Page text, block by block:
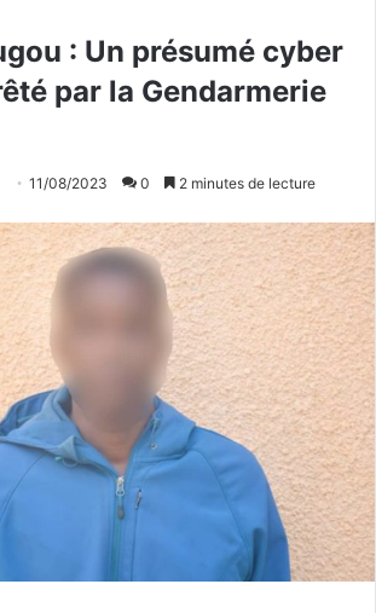
: Un présumé cyber
par la Gendarmerie
v
r
u
11/08/2023 0 2 minutes de lecture